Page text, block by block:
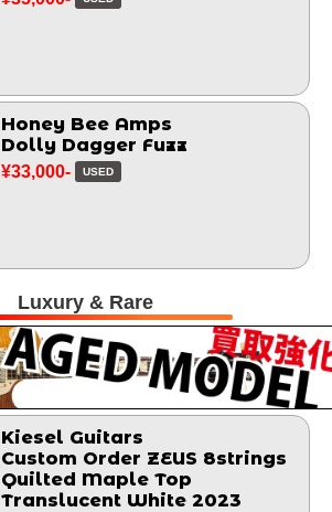
Honey Bee Amps
Dolly Dagger Fuzz
¥33,000- USED
Luxury & Rare
Kiesel Guitars
Custom Order ZEUS 8strings
Quilted Maple Top
Translucent White 2023